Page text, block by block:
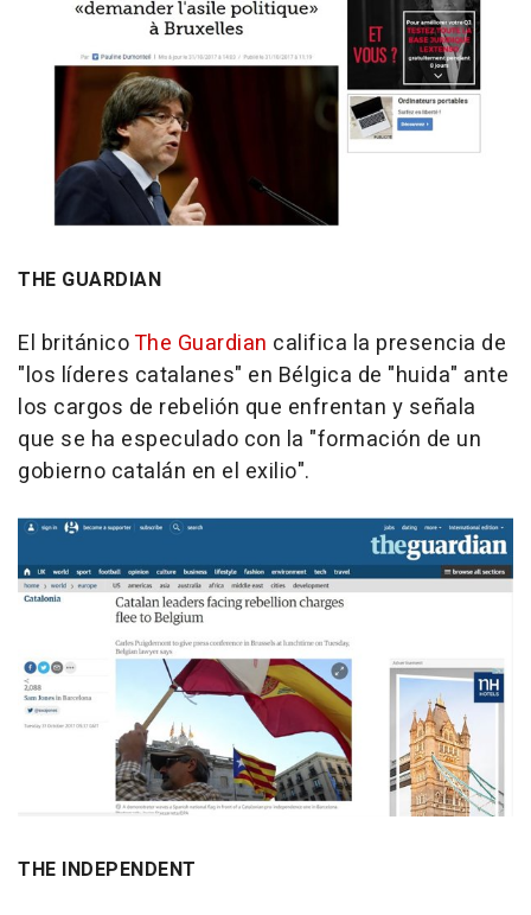
THE GUARDIAN
El británicoThe Guardian califica la presencia de
"los líderes catalanes" en Bélgica de "huida" ante
los cargos de rebelión que enfrentan y señala
que se ha especulado con la "formación de un
gobierno catalán en el exilio".
THE INDEPENDENT